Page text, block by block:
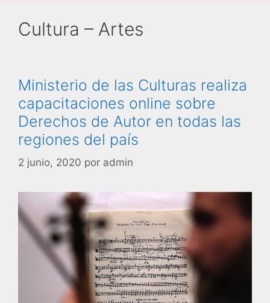
Cultura – Artes
Ministerio de las Culturas realiza
capacitaciones online sobre
Derechos de Autor en todas las
regiones del país
2 junio, 2020 por admin